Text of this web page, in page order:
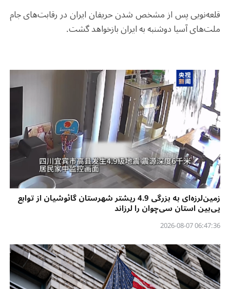
قلعه‌نویی پس از مشخص شدن حریفان ایران در رقابت‌های جام
ملت‌های آسیا دوشنبه به ایران بازخواهد گشت.
زمین‌لرزه‌ای به بزرگی 4.9 ریشتر شهرستان گائوشیان از توابع
یی‌بین استان سی‌چوان را لرزاند
06:47:36 2026-08-07